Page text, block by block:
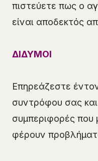
πιστεύετε πως ο
είναι αποδεκτός
ΔΙΔΥΜΟΙ
Επηρεάζεστε
συντρόφου σας
συμπεριφορές που
φέρουν